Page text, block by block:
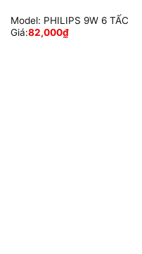
Model: PHILIPS 9W 6 TẤC
Giá:82,000₫